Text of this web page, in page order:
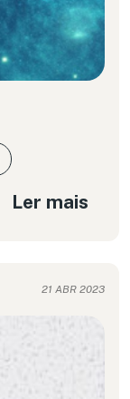
Ler mais
21 ABR 2023